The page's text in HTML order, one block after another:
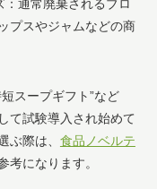
：通常廃棄されるブロ
プスやジャムなどの商
スープギフト”など
て試験導入され始めて
ぶ際は、 食品ノベルテ
考になります。